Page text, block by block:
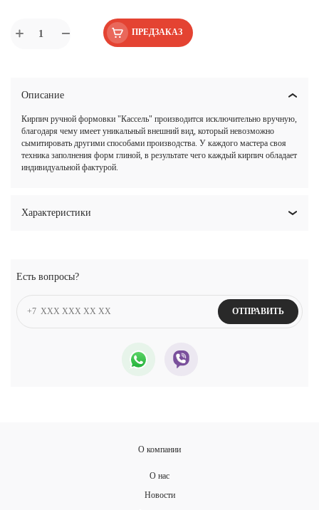
ПРЕДЗАКАЗ
Описание
Кирпич ручной формовки "Кассель" производится исключительно вручную,
благодаря чему имеет уникальный внешний вид, который невозможно
сымитировать другими способами производства. У каждого мастера своя
техника заполнения форм глиной, в результате чего каждый кирпич обладает
индивидуальной фактурой.
Характеристики
Есть вопросы?
ОТПРАВИТЬ
О компании
О нас
Новости